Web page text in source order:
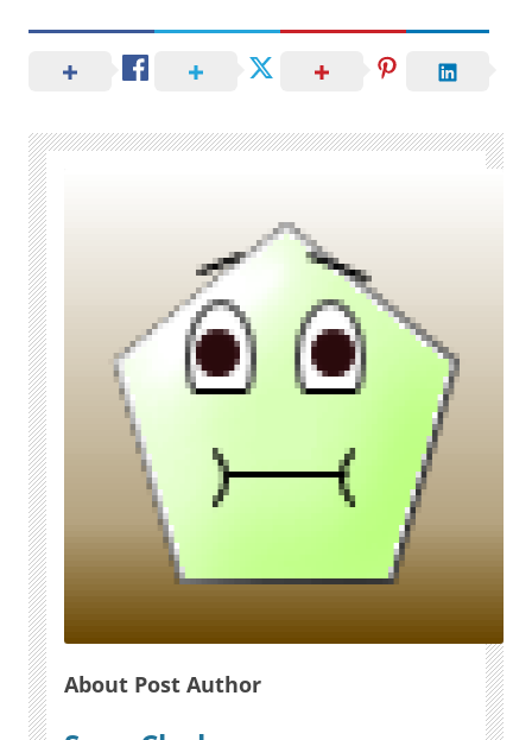
About Post Author